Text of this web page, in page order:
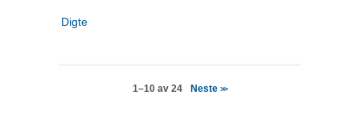
Digte
1–10 av 24 Neste>>